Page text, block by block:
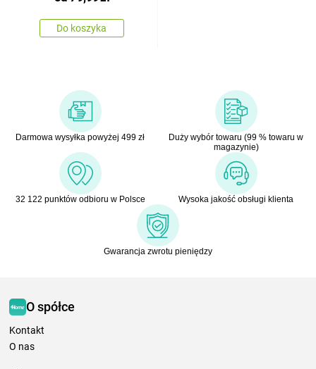
Do koszyka
Darmowa wysyłka powyżej 499 zł
Duży wybór towaru (99 % towaru w
magazynie)
32 122 punktów odbioru w Polsce Wysoka jakość obsługi klienta
Gwarancja zwrotu pieniędzy
O spółce
Kontakt
O nas